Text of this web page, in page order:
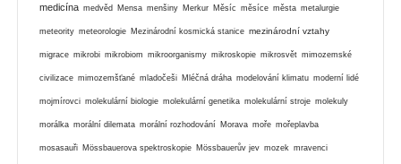
medicína medvěd Mensa menšiny Merkur Měsíc měsíce města metalurgie
meteority meteorologie Mezinárodní kosmická stanice mezinárodní vztahy
migrace mikrobi mikrobiom mikroorganismy mikroskopie mikrosvět mimozemské
civilizace mimozemšťané mladočeši Mléčná dráha modelování klimatu moderní lidé
mojmírovci molekulární biologie molekulární genetika molekulární stroje molekuly
morálka morální dilemata morální rozhodování Morava moře mořeplavba
mosasauři Mössbauerova spektroskopie Mössbauerův jev mozek mravenci